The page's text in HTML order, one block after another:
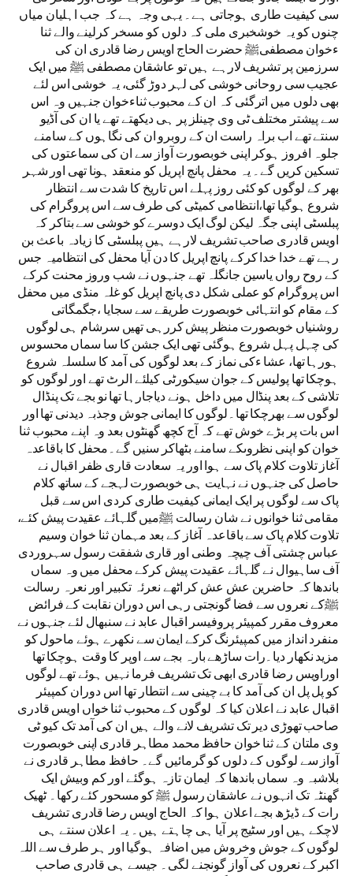
سی کیفیت طاری ہوجاتی ہے۔ یہی وجہ ہے کہ جب اہلیان میاں
چنوں کو یہ خوشخبری ملی کہ دلوں کو مسخر کرلینے والے ثنا
ءخوان مصطفیﷺ حضرت الحاج اویس رضا قادری ان کی
سرزمین پر تشریف لارہے ہیں تو عاشقان مصطفی ﷺ میں ایک
عجیب سی روحانی خوشی کی لہر دوڑ گئی، یہ خوشی اس لئے
بھی دلوں میں اترگئی کہ ان کے محبوب ثناءخوان جنہیں وہ اس
سے پیشتر مختلف ٹی وی چینلز پر ہی دیکھتے تھے یا ان کی آڈیو
سنتے تھے اب براہ راست ان کے روبرو ان کی نگاہوں کے سامنے
جلوہ افروز ہوکر اپنی خوبصورت آواز سے ان کی سماعتوں کی
تسکین کریں گے۔ یہ محفل پانچ اپریل کو منعقد ہونا تھی اور شہر
بھر کے لوگوں کو کئی روز پہلے اس تاریخ کا شدت سے انتظار
شروع ہوگیا تھا،انتظامی کمیٹی کی طرف سے اس پروگرام کی
پبلسٹی اپنی جگہ لیکن لوگ ایک دوسرے کو خوشی سے بتاکر کہ
اویس قادری صاحب تشریف لارہے ہیں پبلسٹی کا زیادہ باعث بن
رہے تھے خدا خدا کرکے پانچ اپریل کا دن آیا محفل کی انتظامیہ جس
کے روح رواں یاسین جانگلہ تھے جنہوں نے شب وروز محنت کرکے
اس پروگرام کو عملی شکل دی پانچ اپریل کو غلہ منڈی میں محفل
کے مقام کو انتہائی خوبصورت طریقے سے سجایا ،جگمگاتی
روشنیاں خوبصورت منظر پیش کررہی تھیں سرشام ہی لوگوں
کی چہل پہل شروع ہوگئی تھی ایک جشن کا سا سماں محسوس
ہورہا تھا، عشا ءکی نماز کے بعد لوگوں کی آمد کا سلسلہ شروع
ہوچکا تھا پولیس کے جوان سیکورٹی کیلئے الرٹ تھے اور لوگوں کو
تلاشی کے بعد پنڈال میں داخل ہونے دیاجارہا تھا نو بجے تک پنڈال
لوگوں سے بھرچکا تھا۔لوگوں کا ایمانی جوش وجذبہ دیدنی تھا اور
اس بات پر بڑے خوش تھے کہ آج کچھ گھنٹوں بعد وہ اپنے محبوب ثنا
خوان کو اپنی نظروںکے سامنے بٹھاکر سنیں گے۔محفل کا باقاعدہ
آغاز تلاوت کلام پاک سے ہوا اور یہ سعادت قاری ظفر اقبال نے
حاصل کی جنہوں نے نہایت ہی خوبصورت لہجے کے ساتھ کلام
پاک سے لوگوں پر ایک ایمانی کیفیت طاری کردی اس سے قبل
مقامی ثنا خوانوں نے شان رسالت ﷺمیں گلہائے عقیدت پیش کئے،
تلاوت کلام پاک سے باقاعدہ آغاز کے بعد مہمان ثنا خوان وسیم
عباس چشتی آف چیچہ وطنی اور قاری شفقت رسول سہروردی
آف ساہیوال نے گلہائے عقیدت پیش کرکے محفل میں وہ سماں
باندھا کہ حاضرین عش عش کر اٹھے نعرئہ تکبیر اور نعرہ رسالت
ﷺکے نعروں سے فضا گونجتی رہی اس دوران نقابت کے فرائض
معروف مقرر کمپیئر پروفیسر اقبال عابد نے سنبھال لئے جنہوں نے
منفرد انداز میں کمپیئرنگ کرکے ایمان سے نکھرے ہوئے ماحول کو
مزید نکھار دیا۔رات ساڑھے بارہ بجے سے اوپر کا وقت ہوچکا تھا
اوراویس رضا قادری ابھی تک تشریف فرما نہیں ہوئے تھے لوگوں
کو پل پل ان کی آمد کا بے چینی سے انتطار تھا اس دوران کمپیئر
اقبال عابد نے اعلان کیا کہ لوگوں کے محبوب ثنا خواں اویس قادری
صاحب تھوڑی دیر تک تشریف لانے والے ہیں ان کی آمد تک کیو ٹی
وی ملتان کے ثنا خوان حافظ محمد مطاہر قادری اپنی خوبصورت
آواز سے لوگوں کے دلوں کو گرمائیں گے۔ حافظ مطاہر قادری نے
بلاشبہ وہ سماں باندھا کہ ایمان تازہ ہوگئے اور کم وبیش ایک
گھنٹہ تک انہوں نے عاشقان رسول ﷺ کو مسحور کئے رکھا۔ ٹھیک
رات کے ڈیڑھ بجے اعلان ہوا کہ الحاج اویس رضا قادری تشریف
لاچکے ہیں اور سٹیج پر آیا ہی چاہتے ہیں۔ یہ اعلان سنتے ہی
لوگوں کے جوش وخروش میں اضافہ ہوگیا اور ہر طرف سے اللہ
اکبر کے نعروں کی آواز گونجنے لگی۔ جیسے ہی قادری صاحب